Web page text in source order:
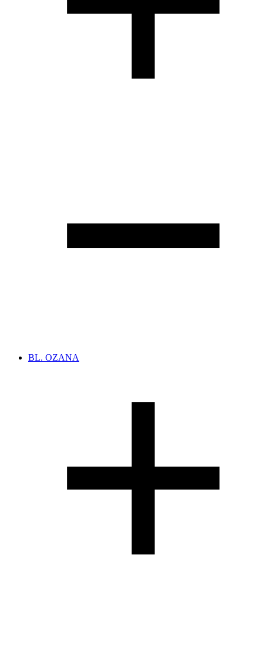
BL. OZANA